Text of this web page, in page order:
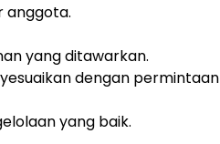
anggota.
yang ditawarkan.
dengan permintaan
yang baik.